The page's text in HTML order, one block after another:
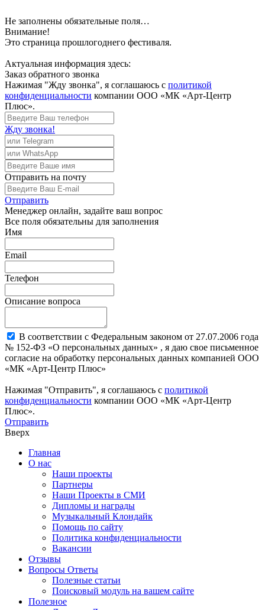
Не заполнены обязательные поля…
Внимание!
Это страница прошлогоднего фестиваля.
Актуальная информация здесь:
Заказ обратного звонка
Нажимая "Жду звонка", я соглашаюсь с политикой
конфиденциальности компании ООО «МК «Арт-Центр
Плюс».
Жду звонка!
Отправить на почту
Отправить
Менеджер онлайн, задайте ваш вопрос
Все поля обязательны для заполнения
Имя
Email
Телефон
Описание вопроса
В соответствии с Федеральным законом от 27.07.2006 года
№ 152-ФЗ «О персональных данных» , я даю свое письменное
согласие на обработку персональных данных компанией ООО
«МК «Арт-Центр Плюс»
Нажимая "Отправить", я соглашаюсь с политикой
конфиденциальности компании ООО «МК «Арт-Центр
Плюс».
Отправить
Вверх
Главная
О нас
Наши проекты
Партнеры
Наши Проекты в СМИ
Дипломы и награды
Музыкальный Клондайк
Помощь по сайту
Политика конфиденциальности
Вакансии
Отзывы
Вопросы Ответы
Полезные статьи
Поисковый модуль на вашем сайте
Полезное